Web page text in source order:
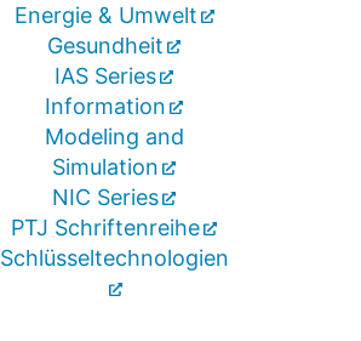
Energie & Umwelt
Gesundheit
IAS Series
Information
Modeling and
Simulation
NIC Series
PTJ Schriftenreihe
Schlüsseltechnologien